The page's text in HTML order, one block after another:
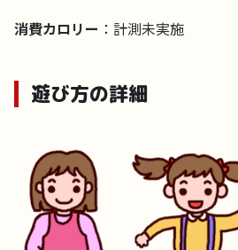
消費カロリー ：計測未実施
遊び方の詳細